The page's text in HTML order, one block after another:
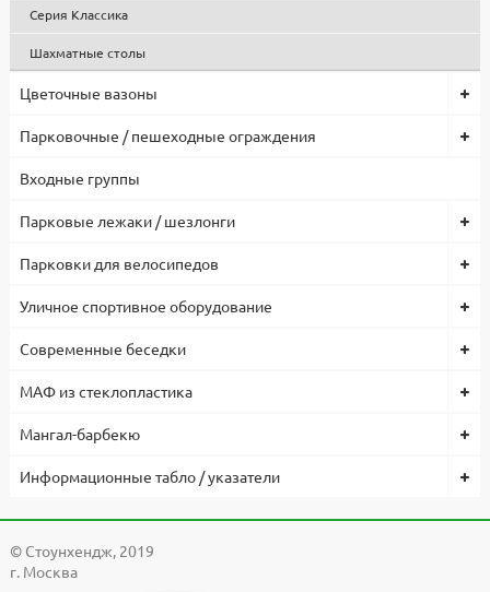
Серия Классика
Шахматные столы
Цветочные вазоны
Парковочные / пешеходные ограждения
Входные группы
Парковые лежаки / шезлонги
Парковки для велосипедов
Уличное спортивное оборудование
Современные беседки
МАФ из стеклопластика
Мангал-барбекю
Информационные табло / указатели
© Cтоунхендж, 2019
г. Москва